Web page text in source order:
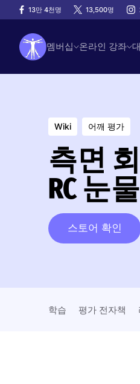
13만 4천명 13,500명
멤버십 온라인 강좌
Wiki 어깨 평가
측면
RC 눈물
스토어 확인
학습 평가 전자책